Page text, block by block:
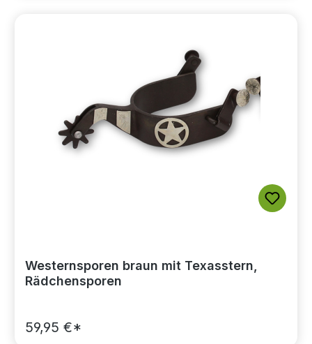
Westernsporen braun mit Texasstern,
Rädchensporen
59,95 €*